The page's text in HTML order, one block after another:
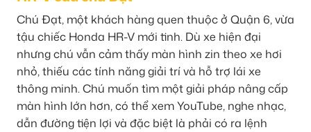
Chú Đạt, một khách hàng quen thuộc ở Quận 6, vừa
tậu chiếc Honda HR-V mới tinh. Dù xe hiện đại
nhưng chú vẫn cảm thấy màn hình zin theo xe hơi
nhỏ, thiếu các tính năng giải trí và hỗ trợ lái xe
thông minh. Chú muốn tìm một giải pháp nâng cấp
màn hình lớn hơn, có thể xem YouTube, nghe nhạc,
dẫn đường tiện lợi và đặc biệt là phải có ra lệnh